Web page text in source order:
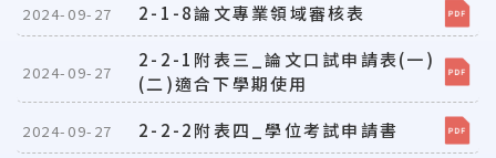
2024-09-27 2-1-8論文專業領域審核表
2024-09-27
2-2-1附表三_論文口試申請表(一)
(二)適合下學期使用
2024-09-27 2-2-2附表四_學位考試申請書